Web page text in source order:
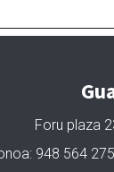
Foru plaza
948 564